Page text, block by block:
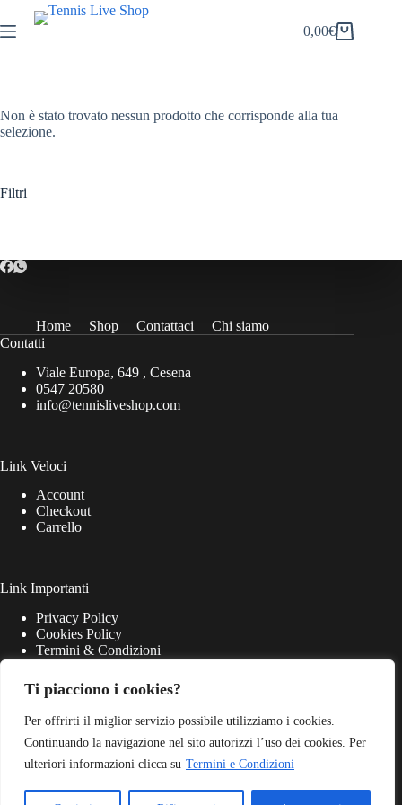
Ti piacciono i cookies?
Per offrirti il miglior servizio possibile utilizziamo i cookies.
Continuando la navigazione nel sito autorizzi l’uso dei cookies. Per
ulteriori informazioni clicca su Termini e Condizioni
al
contenuto
Carrello
0,00€
Non è stato trovato nessun prodotto che corrisponde alla tua
selezione.
Filtri
Home Shop Contattaci
Chi siamo
Contatti
Viale Europa, 649 , Cesena
0547 20580
info@tennisliveshop.com
Link Veloci
Account
Checkout
Carrello
Link Importanti
Privacy Policy
Cookies Policy
Termini & Condizioni